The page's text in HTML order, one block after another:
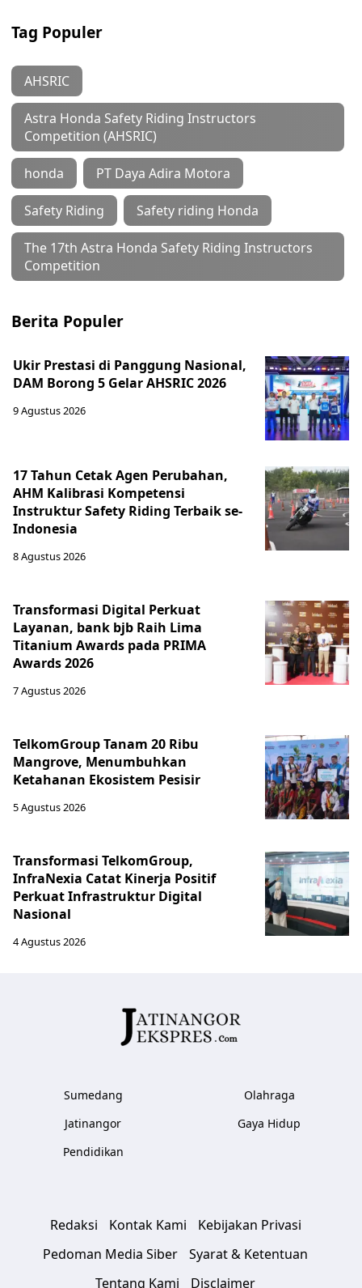
Tag Populer
AHSRIC
Astra Honda Safety Riding Instructors
Competition (AHSRIC)
honda PT Daya Adira Motora
Safety Riding Safety riding Honda
The 17th Astra Honda Safety Riding Instructors
Competition
Berita Populer
Ukir Prestasi di Panggung Nasional,
DAM Borong 5 Gelar AHSRIC 2026
9 Agustus 2026
17 Tahun Cetak Agen Perubahan,
AHM Kalibrasi Kompetensi
Instruktur Safety Riding Terbaik se-
Indonesia
8 Agustus 2026
Transformasi Digital Perkuat
Layanan, bank bjb Raih Lima
Titanium Awards pada PRIMA
Awards 2026
7 Agustus 2026
TelkomGroup Tanam 20 Ribu
Mangrove, Menumbuhkan
Ketahanan Ekosistem Pesisir
5 Agustus 2026
Transformasi TelkomGroup,
InfraNexia Catat Kinerja Positif
Perkuat Infrastruktur Digital
Nasional
4 Agustus 2026
Sumedang
Jatinangor
Pendidikan
Olahraga
Gaya Hidup
Redaksi Kontak Kami
Kebijakan Privasi
Pedoman Media Siber
Syarat & Ketentuan
Tentang Kami
Disclaimer